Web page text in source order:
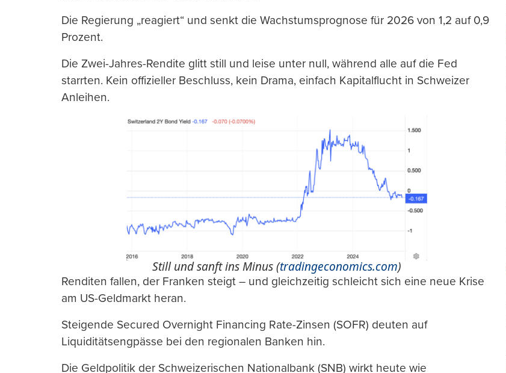
Die Regierung „reagiert“ und senkt die Wachstumsprognose für 2026 von 1,2 auf 0,9
Prozent.
Die Zwei-Jahres-Rendite glitt still und leise unter null, während alle auf die Fed
starrten. Kein offizieller Beschluss, kein Drama, einfach Kapitalflucht in Schweizer
Anleihen.
Still und sanft ins Minus (tradingeconomics.com)
Renditen fallen, der Franken steigt – und gleichzeitig schleicht sich eine neue Krise
am US-Geldmarkt heran.
Steigende Secured Overnight Financing Rate-Zinsen (SOFR) deuten auf
Liquiditätsengpässe bei den regionalen Banken hin.
Die Geldpolitik der Schweizerischen Nationalbank (SNB) wirkt heute wie